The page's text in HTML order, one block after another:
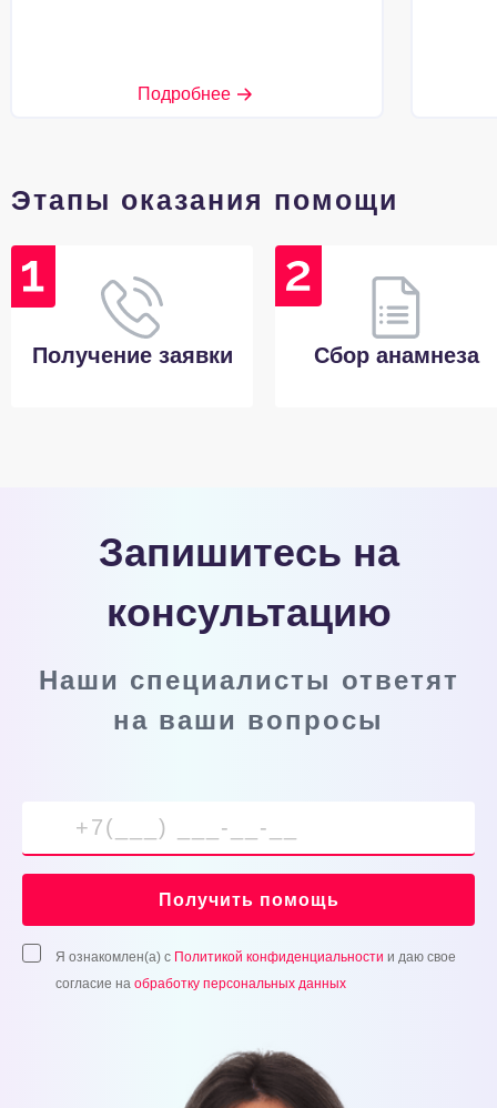
Подробнее
Этапы оказания помощи
Получение заявки Сбор анамнеза
Запишитесь на
консультацию
Наши специалисты ответят
на ваши вопросы
Получить помощь
Я ознакомлен(а) с Политикой конфиденциальности и даю свое
согласие на обработку персональных данных